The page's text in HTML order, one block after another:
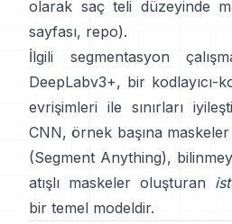
olarak saç teli düzeyinde
sayfası, repo).
İlgili segmentasyon
DeepLabv3+, bir kodlayıcı-
evrişimleri ile sınırları
CNN, örnek başına
(Segment Anything),
atışlı maskeler oluşturan
bir temel modeldir.